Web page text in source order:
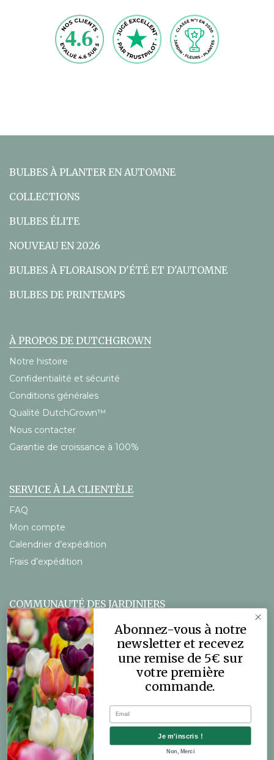
BULBES À PLANTER EN AUTOMNE
COLLECTIONS
BULBES ÉLITE
NOUVEAU EN 2026
BULBES À FLORAISON D'ÉTÉ ET D'AUTOMNE
BULBES DE PRINTEMPS
À PROPOS DE DUTCHGROWN
Notre histoire
Confidentialité et sécurité
Conditions générales
Qualité DutchGrown™
Nous contacter
Garantie de croissance à 100%
SERVICE À LA CLIENTÈLE
FAQ
Mon compte
Calendrier d’expédition
Frais d’expédition
COMMUNAUTÉ DES JARDINIERS
Le blog DutchGrown
Vidéos
© 2026 DutchGrown™. Tous droits réservés.
Modifiez consentement
Abonnez-vous à notre
newsletter et recevez
une remise de 5€ sur
votre première
commande.
Email
Je m'inscris !
Non, Merci